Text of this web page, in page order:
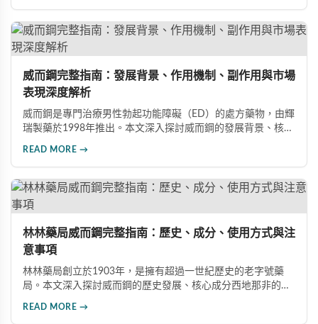
威而鋼完整指南：發展背景、作用機制、副作用與市場
表現深度解析
威而鋼是專門治療男性勃起功能障礙（ED）的處方藥物，由輝
瑞製藥於1998年推出。本文深入探討威而鋼的發展背景、核心
READ MORE →
林林藥局威而鋼完整指南：歷史、成分、使用方式與注
意事項
林林藥局創立於1903年，是擁有超過一世紀歷史的老字號藥
局。本文深入探討威而鋼的歷史發展、核心成分西地那非的作
READ MORE →